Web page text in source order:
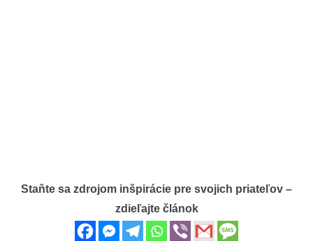
Staňte sa zdrojom inšpirácie pre svojich priateľov –
zdieľajte článok